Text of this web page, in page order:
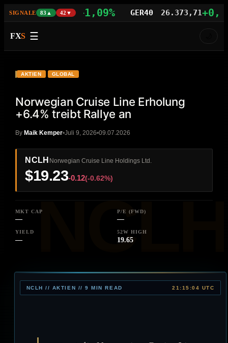
SIGNALE 83▲ 42▼
29.742,21+1,09% GER40 26.373,71+0,77%
FXS ☰
NCLH
AKTIEN GLOBAL
Norwegian Cruise Line Erholung
+6.4% treibt Rallye an
ByMaik Kemper Juli 9, 2026 09.07.2026
NCLH Norwegian Cruise Line Holdings Ltd.
$19.23-0.12(-0.62%)
MKT CAP
—
P/E (FWD)
—
YIELD
—
52W HIGH
19.65
NCLH // AKTIEN // 9 MIN READ 21:15:04 UTC